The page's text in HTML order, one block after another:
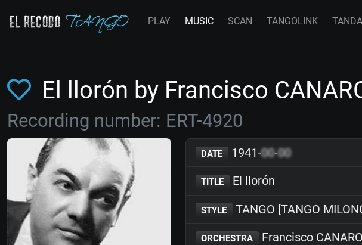
PLAY MUSIC SCAN TANGOLINK TANDA
El llorón by Francisco
Recording number: ERT-4920
DATE 1941-00-00
TITLE El llorón
STYLE TANGO [TANGO
ORCHESTRA Francisco CANARO